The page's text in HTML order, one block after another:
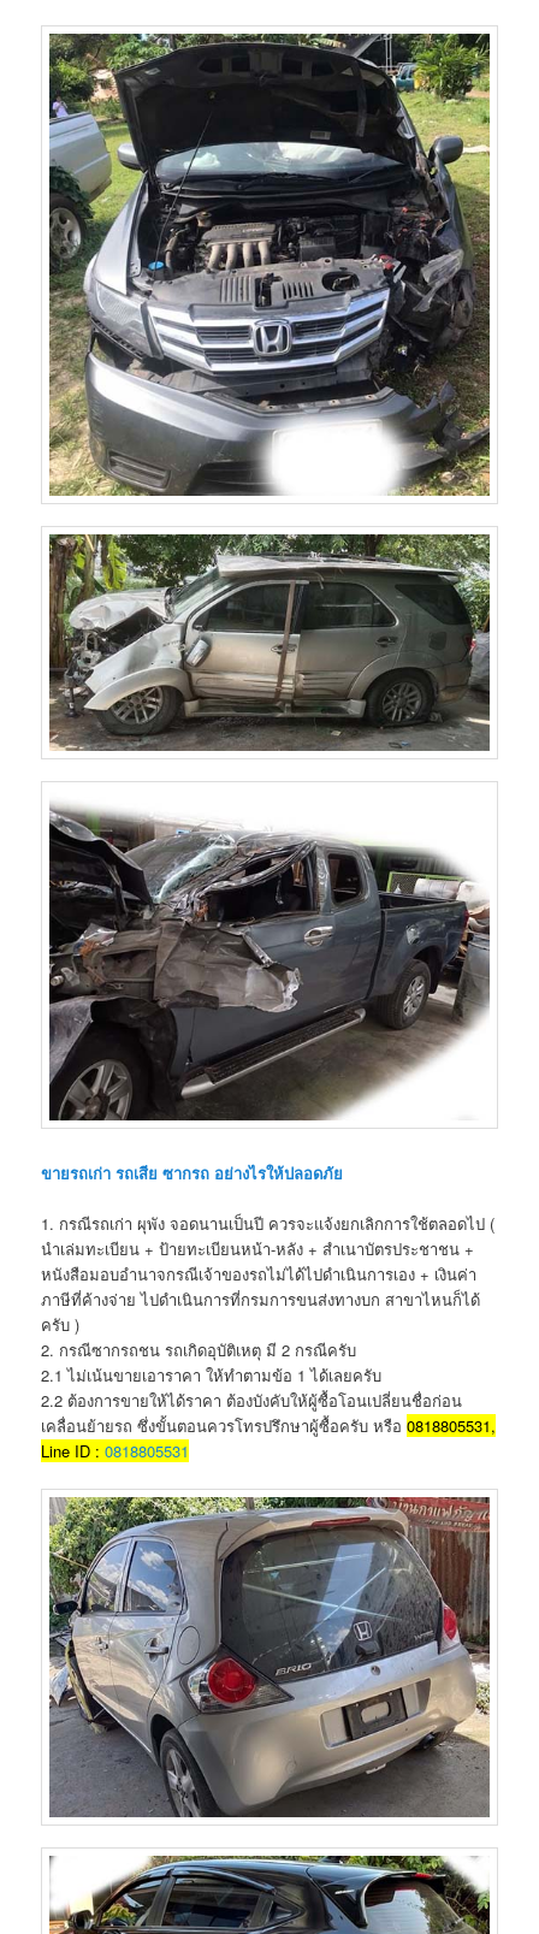
ขายรถเก่า รถเสีย ซากรถ อย่างไรให้ปลอดภัย
1. กรณีรถเก่า ผุพัง จอดนานเป็นปี ควรจะแจ้งยกเลิกการใช้ตลอดไป (
นำเล่มทะเบียน + ป้ายทะเบียนหน้า-หลัง + สำเนาบัตรประชาชน +
หนังสือมอบอำนาจกรณีเจ้าของรถไม่ได้ไปดำเนินการเอง + เงินค่า
ภาษีที่ค้างจ่าย ไปดำเนินการที่กรมการขนส่งทางบก สาขาไหนก็ได้
ครับ )
2. กรณีซากรถชน รถเกิดอุบัติเหตุ มี 2 กรณีครับ
2.1 ไม่เน้นขายเอาราคา ให้ทำตามข้อ 1 ได้เลยครับ
2.2 ต้องการขายให้ได้ราคา ต้องบังคับให้ผู้ซื้อโอนเปลี่ยนชื่อก่อน
เคลื่อนย้ายรถ ซึ่งขั้นตอนควรโทรปรึกษาผู้ซื้อครับ หรือ0818805531,
Line ID :0818805531